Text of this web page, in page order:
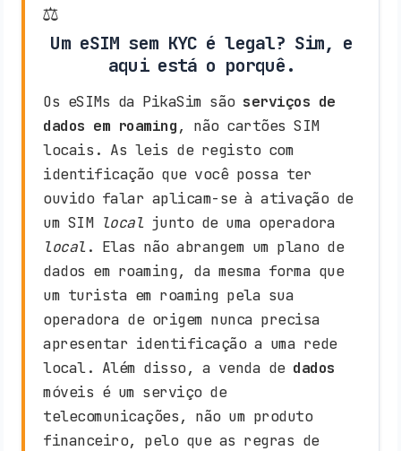
⚖️
Um eSIM sem KYC é legal? Sim, e
aqui está o porquê.
Os eSIMs da PikaSim são serviços de
dados em roaming, não cartões SIM
locais. As leis de registo com
identificação que você possa ter
ouvido falar aplicam-se à ativação de
um SIM local junto de uma operadora
local . Elas não abrangem um plano de
dados em roaming, da mesma forma que
um turista em roaming pela sua
operadora de origem nunca precisa
apresentar identificação a uma rede
local. Além disso, a venda de dados
móveis é um serviço de
telecomunicações, não um produto
financeiro, pelo que as regras de